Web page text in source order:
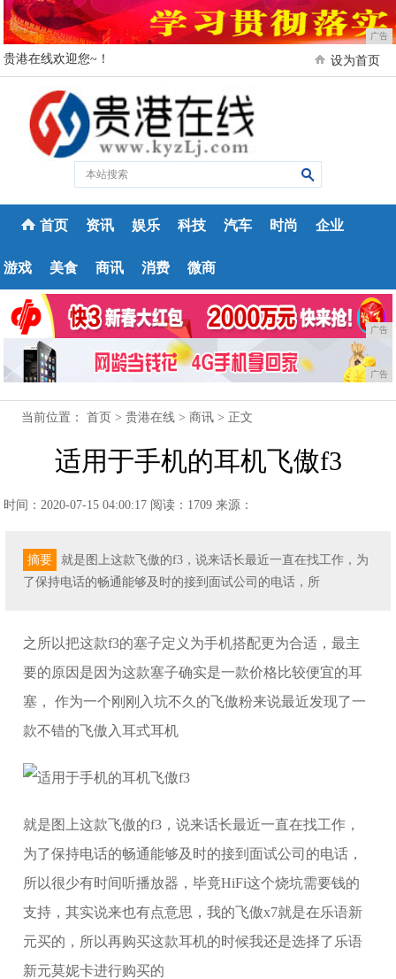
广告
贵港在线欢迎您~！ 设为首页
首页 资讯 娱乐 科技 汽车 时尚 企业
游戏 美食 商讯 消费 微商
广告
广告
当前位置：首页 >贵港在线 >商讯 > 正文
适用于手机的耳机飞傲f3
时间：2020-07-15 04:00:17 阅读：1709 来源：
摘要
就是图上这款飞傲的f3，说来话长最近一直在找工作，为
了保持电话的畅通能够及时的接到面试公司的电话，所
之所以把这款f3的塞子定义为手机搭配更为合适，最主
要的原因是因为这款塞子确实是一款价格比较便宜的耳
塞， 作为一个刚刚入坑不久的飞傲粉来说最近发现了一
款不错的飞傲入耳式耳机
就是图上这款飞傲的f3，说来话长最近一直在找工作，
为了保持电话的畅通能够及时的接到面试公司的电话，
所以很少有时间听播放器，毕竟HiFi这个烧坑需要钱的
支持，其实说来也有点意思，我的飞傲x7就是在乐语新
元买的，所以再购买这款耳机的时候我还是选择了乐语
新元莫妮卡进行购买的